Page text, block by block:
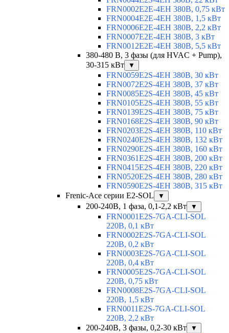
FRN0002E2E-4EH 380В, 0,75 кВт
FRN0004E2E-4EH 380В, 1,5 кВт
FRN0006E2E-4EH 380В, 2,2 кВт
FRN0007E2E-4EH 380В, 3 кВт
FRN0012E2E-4EH 380В, 5,5 кВт
380-480 В, 3 фазы (для HVAC + Pump),
30-315 кВт
▼
FRN0059E2S-4EH 380В, 30 кВт
FRN0072E2S-4EH 380В, 37 кВт
FRN0085E2S-4EH 380В, 45 кВт
FRN0105E2S-4EH 380В, 55 кВт
FRN0139E2S-4EH 380В, 75 кВт
FRN0168E2S-4EH 380В, 90 кВт
FRN0203E2S-4EH 380В, 110 кВт
FRN0240E2S-4EH 380В, 132 кВт
FRN0290E2S-4EH 380В, 160 кВт
FRN0361E2S-4EH 380В, 200 кВт
FRN0415E2S-4EH 380В, 220 кВт
FRN0520E2S-4EH 380В, 280 кВт
FRN0590E2S-4EH 380В, 315 кВт
Frenic-Ace серии E2-SOL
▼
200-240В, 1 фаза, 0,1-2,2 кВт ▼
FRN0001E2S-7GA-CLI-SOL
220В, 0,1 кВт
FRN0002E2S-7GA-CLI-SOL
220В, 0,2 кВт
FRN0003E2S-7GA-CLI-SOL
220В, 0,4 кВт
FRN0005E2S-7GA-CLI-SOL
220В, 0,75 кВт
FRN0008E2S-7GA-CLI-SOL
220В, 1,5 кВт
FRN0011E2S-7GA-CLI-SOL
220В, 2,2 кВт
200-240В, 3 фазы, 0,2-30 кВт
▼